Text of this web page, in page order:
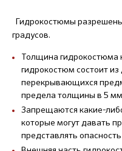
Гидрокостюмы
градусов.
Толщина
гидрокостюм состоит
перекрывающихся
предела толщины в 5
Запрещаются какие-
которые могут давать
представлять